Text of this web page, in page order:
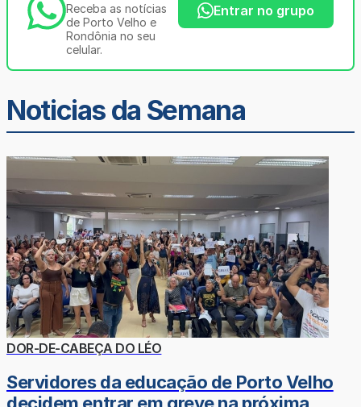
Receba as notícias
de Porto Velho e
Rondônia no seu
celular.
Entrar no grupo
Noticias da Semana
DOR-DE-CABEÇA DO LÉO
Servidores da educação de Porto Velho